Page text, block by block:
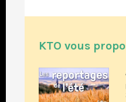
KTO vous